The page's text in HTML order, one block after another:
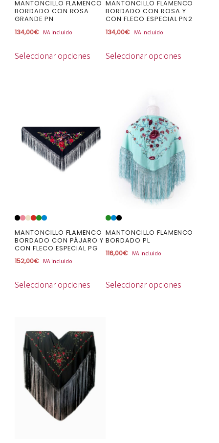
MANTONCILLO FLAMENCO
BORDADO CON ROSA
GRANDE PN
134,00€ IVA incluido
Seleccionar opciones
la
página
de
MANTONCILLO FLAMENCO
BORDADO CON ROSA Y
CON FLECO ESPECIAL PN2
134,00€ IVA incluido
Seleccionar opciones
la
página
de
MANTONCILLO FLAMENCO
BORDADO CON PÁJARO Y
CON FLECO ESPECIAL PG
152,00€ IVA incluido
Seleccionar opciones
múltiples
variantes.
en
la
página
de
MANTONCILLO FLAMENCO
BORDADO PL
116,00€ IVA incluido
Seleccionar opciones
múltiples
variantes.
opciones
pueden
en
la
página
de
producto
tiene
múltiples
variantes.
Las
opciones